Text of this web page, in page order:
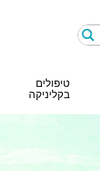
טיפולים
בקליניקה